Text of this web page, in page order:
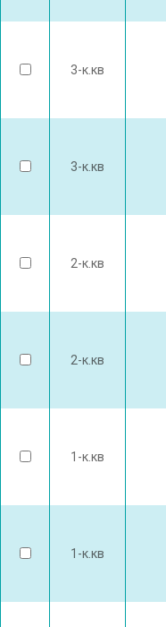
3-к.кв
3-к.кв
2-к.кв
2-к.кв
1-к.кв
1-к.кв